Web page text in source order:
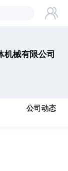
机械有限公司
公司动态